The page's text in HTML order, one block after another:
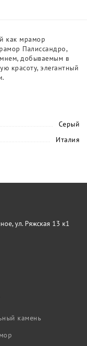
как мрамор
Палиссандро,
добываемым в
красоту, элегантный
Серый
Италия
ул. Ряжская 13 к1
камень